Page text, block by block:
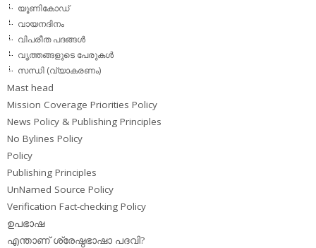
യൂണികോഡ്
വായനദിനം
വിപരീത പദങ്ങള്‍
വൃത്തങ്ങളുടെ പേരുകള്‍
സന്ധി (വ്യാകരണം)
Mast head
Mission Coverage Priorities Policy
News Policy & Publishing Principles
No Bylines Policy
Policy
Publishing Principles
UnNamed Source Policy
Verification Fact-checking Policy
ഉപഭാഷ
എന്താണ് ശ്രേഷ്ഠഭാഷാ പദവി?